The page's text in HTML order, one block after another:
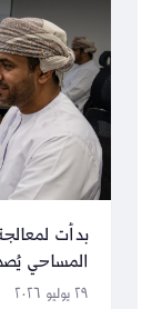
بدأت
المساحي
٢٩ يوليو ٢٠٢٦